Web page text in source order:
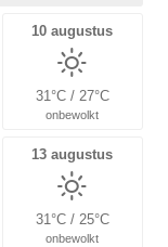
10 augustus
31°C / 27°C
onbewolkt
13 augustus
31°C / 25°C
onbewolkt